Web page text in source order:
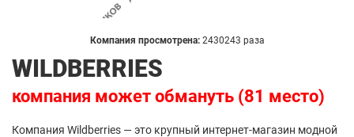
Компания просмотрена: 2430243 раза
WILDBERRIES
компания может обмануть (81 место)
Компания Wildberries — это крупный интернет-магазин модной